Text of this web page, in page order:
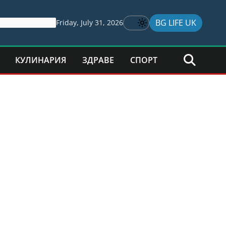
Friday, July 31, 2026 BG LIFE UK
КУЛИНАРИЯ ЗДРАВЕ СПОРТ